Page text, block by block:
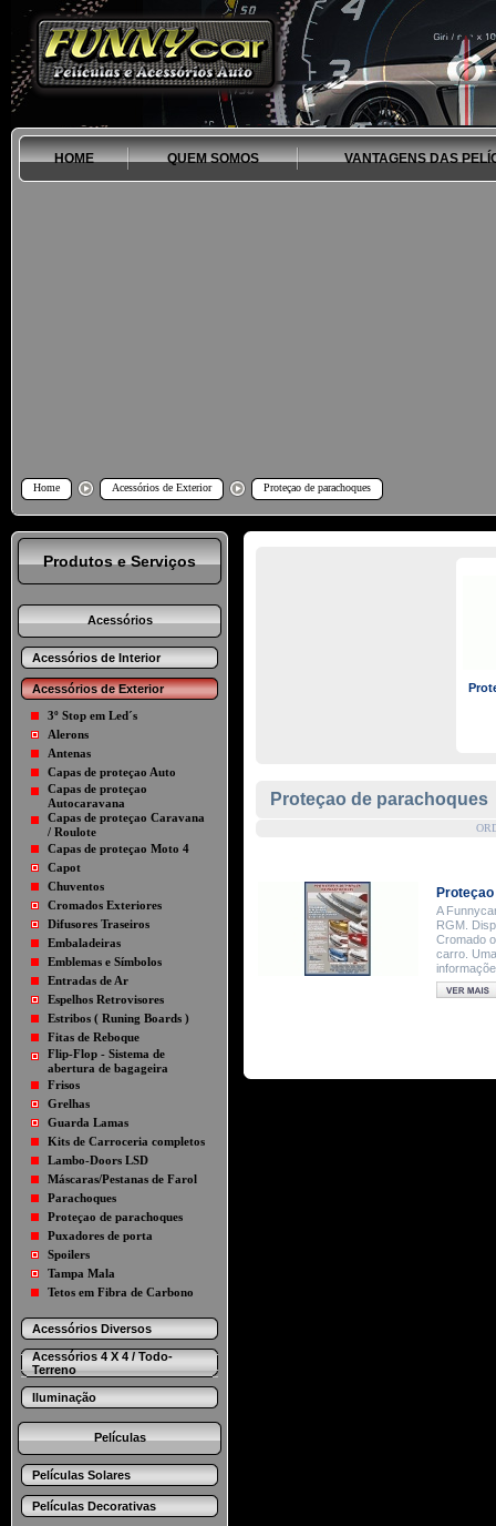
HOME QUEM SOMOS VANTAGENS DAS
Home Acessórios de Exterior Proteçao de parachoques
Produtos e Serviços
Acessórios
Acessórios de Interior
Acessórios de Exterior
3º Stop em Led´s
Alerons
Antenas
Capas de proteçao Auto
Capas de proteçao
Autocaravana
Capas de proteçao Caravana
/ Roulote
Capas de proteçao Moto 4
Capot
Chuventos
Cromados Exteriores
Difusores Traseiros
Embaladeiras
Emblemas e Símbolos
Entradas de Ar
Espelhos Retrovisores
Estribos ( Runing Boards )
Fitas de Reboque
Flip-Flop - Sistema de
abertura de bagageira
Frisos
Grelhas
Guarda Lamas
Kits de Carroceria completos
Lambo-Doors LSD
Máscaras/Pestanas de Farol
Parachoques
Proteçao de parachoques
Puxadores de porta
Spoilers
Tampa Mala
Tetos em Fibra de Carbono
Acessórios Diversos
Acessórios 4 X 4 / Todo-
Terreno
Iluminação
Películas
Películas Solares
Películas Decorativas
Proteçao de parachoques
A
RGM.
Cromado
carro.